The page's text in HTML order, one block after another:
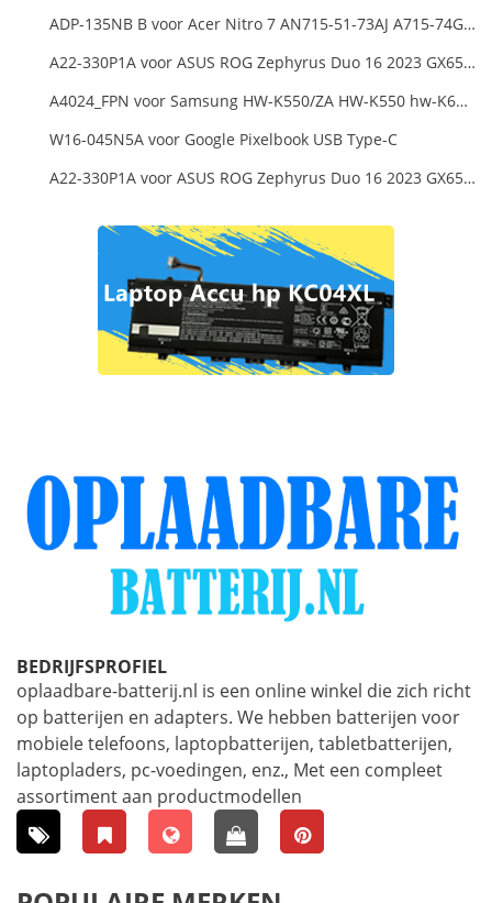
ADP-135NB B voor Acer Nitro 7 AN715-51-73AJ A715-74G-52B0 Notebook
A22-330P1A voor ASUS ROG Zephyrus Duo 16 2023 GX650PY
A4024_FPN voor Samsung HW-K550/ZA HW-K550 hw-K650 Soundbar
W16-045N5A voor Google Pixelbook USB Type-C
A22-330P1A voor ASUS ROG Zephyrus Duo 16 2023 GX650PY
BEDRIJFSPROFIEL
oplaadbare-batterij.nl is een online winkel die zich richt
op batterijen en adapters. We hebben batterijen voor
mobiele telefoons, laptopbatterijen, tabletbatterijen,
laptopladers, pc-voedingen, enz., Met een compleet
assortiment aan productmodellen